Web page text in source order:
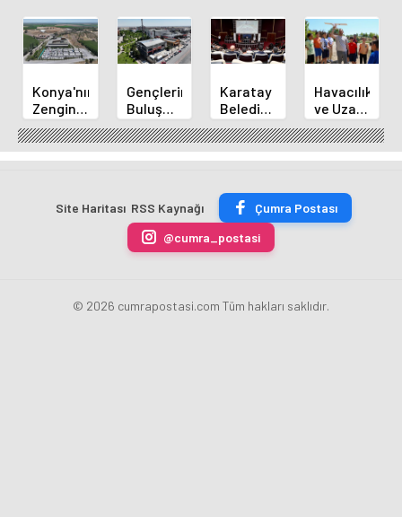
Konya'nın
Zengin
Mutfağı
GastroFest'te
Tanıtılacak
Gençlerin
Buluşma
Noktası
Talha
Bayrakçı
Yükseliyor
Karatay
Belediye
Başkanı
Kılca
Yeni
Açıkladı
Havacılık
ve Uzay
Yaz
Kursu
Başladı
Site Haritası RSS Kaynağı
Çumra Postası
@cumra_postasi
© 2026 cumrapostasi.com Tüm hakları saklıdır.